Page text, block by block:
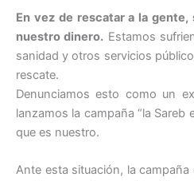
En vez de rescatar a la
nuestro dinero. Estamos
sanidad y otros servicios
rescate.
Denunciamos esto como un
lanzamos la campaña “la Sareb
que es nuestro.
Ante esta situación, la campaña